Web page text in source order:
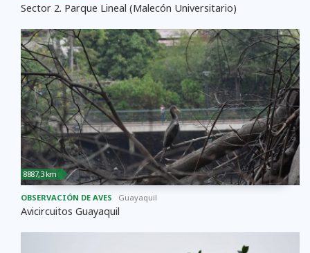
Sector 2. Parque Lineal (Malecón Universitario)
8887,3 km
OBSERVACIÓN DE AVES Guayaquil
Avicircuitos Guayaquil